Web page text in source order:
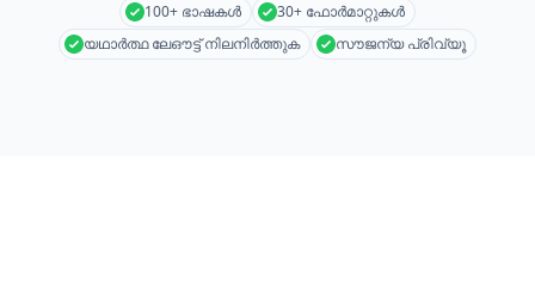
100+ ഭാഷകൾ
30+ ഫോർമാറ്റുകൾ
യഥാർത്ഥ ലേഔട്ട് നിലനിർത്തുക
സൗജന്യ പ്രിവ്യൂ